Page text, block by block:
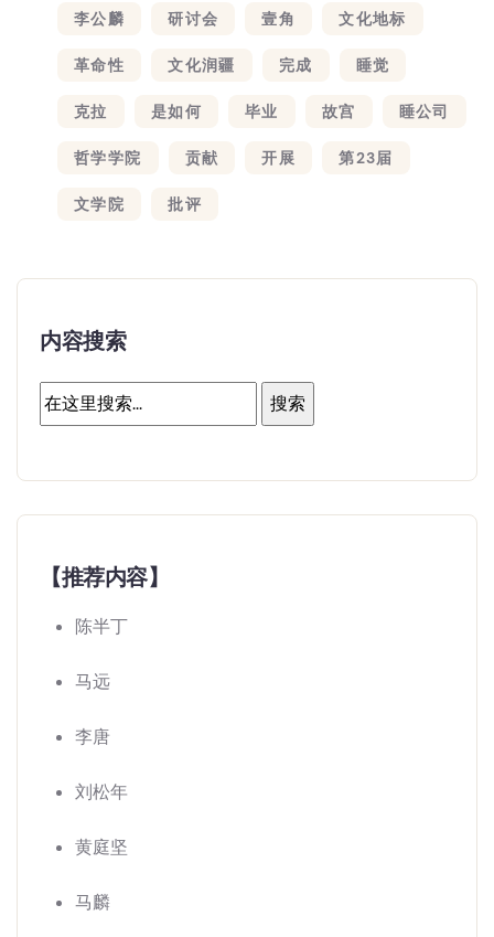
李公麟 研讨会 壹角 文化地标
革命性 文化润疆 完成 睡觉
克拉 是如何 毕业 故宫 睡公司
哲学学院 贡献 开展 第23届
文学院 批评
内容搜索
【推荐内容】
陈半丁
马远
李唐
刘松年
黄庭坚
马麟